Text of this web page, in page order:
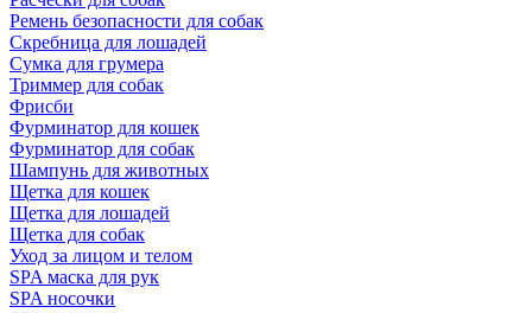
Ремень безопасности для собак
Скребница для лошадей
Сумка для грумера
Триммер для собак
Фрисби
Фурминатор для кошек
Фурминатор для собак
Шампунь для животных
Щетка для кошек
Щетка для лошадей
Щетка для собак
Уход за лицом и телом
SPA маска для рук
SPA носочки